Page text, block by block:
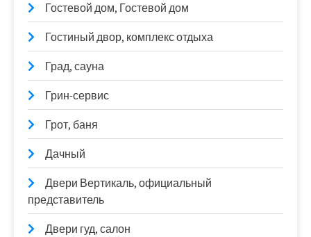
Гостевой дом, Гостевой дом
Гостиный двор, комплекс отдыха
Град, сауна
Грин-сервис
Грот, баня
Дачный
Двери Вертикаль, официальный
представитель
Двери гуд, салон